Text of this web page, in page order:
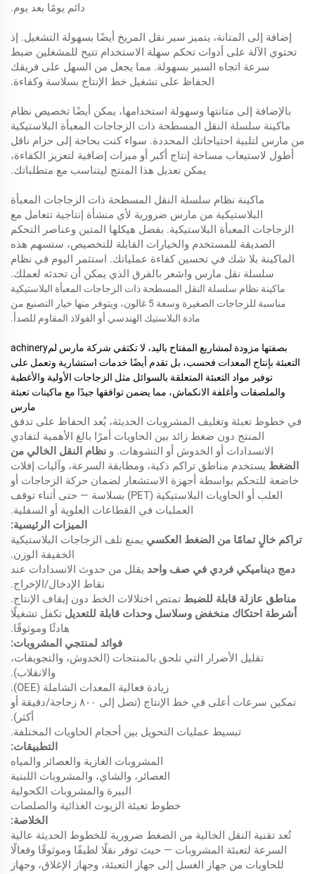
دائم يومًا بعد يوم.
إضافة إلى المتانة، يتميز سير نقل المريخ أيضًا بسهولة التشغيل. إذ
تحتوي الآلة على أدوات تحكم سهلة الاستخدام تتيح للمشغلين ضبط
سرعة اتجاه السير بسهولة. مما يجعل من السهل على فريقك
الحفاظ على تشغيل خط الإنتاج بسلاسة وكفاءة.
بالإضافة إلى متانتها وسهولة استخدامها، يمكن أيضًا تخصيص نظام
ماكينة سلسلة النقل المسطحة ذات الزجاجات المعبأة البلاستيكية
من مارس لتلبية احتياجاتك المحددة. سواء كنت بحاجة إلى حزام ناقل
أطول لاستيعاب مساحة إنتاج أكبر أو ميزات إضافية لتعزيز الكفاءة،
يمكن تعديل هذا المنتج ليتناسب مع متطلباتك.
ماكينة نظام سلسلة النقل المسطحة ذات الزجاجات المعبأة
البلاستيكية من مارس ضرورية لأي منشأة إنتاجية تتعامل مع
الزجاجات المعبأة البلاستيكية. بفضل هيكلها المتين وعناصر التحكم
الصديقة للمستخدم والخيارات القابلة للتخصيص، ستسهم هذه
الماكينة بلا شك في تحسين كفاءة عملياتك. استثمر اليوم في نظام
سلسلة نقل مارس واشعر بالفرق الذي يمكن أن تحدثه لعملك.
ماكينة نظام سلسلة النقل المسطحة ذات الزجاجات المعبأة البلاستيكية
مناسبة للزجاجات الصغيرة وسعة 5 غالون، ويتوفر منها خيار التصنيع من
مادة البلاستيك الهندسي أو الفولاذ المقاوم للصدأ.
بصفتها مزودة لمشاريع المفتاح باليد، لا تكتفي شركة مارس لمachinery
التعبئة بإنتاج المعدات فحسب، بل تقدم أيضًا خدمات استشارية وتعمل على
توفير مواد التعبئة المتعلقة بالسوائل مثل الزجاجات الأولية والأغطية
والملصقات وأغلفة الانكماش، مما يضمن توافقها جيدًا مع ماكينات تعبئة
مارس
في خطوط تعبئة وتغليف المشروبات الحديثة، يُعد الحفاظ على تدفق
المنتج دون ضغط زائد بين الحاويات أمرًا بالغ الأهمية لتفادي
الانسدادات أو الخدوش أو التشوهات. و نظام النقل الخالي من
الضغط يستخدم مناطق تراكم ذكية، ومطابقة السرعة، وآليات إفلات
خاضعة للتحكم بواسطة أجهزة الاستشعار لضمان حركة الزجاجات أو
العلب أو الحاويات البلاستيكية (PET) بسلاسة — حتى أثناء توقف
العمليات في القطاعات العلوية أو السفلية.
الميزات الرئيسية:
تراكم خالٍ تمامًا من الضغط العكسي يمنع تلف الزجاجات البلاستيكية
الخفيفة الوزن.
دمج ديناميكي فردي في صف واحد يقلل من حدوث الانسدادات عند
نقاط الإدخال/الإخراج.
مناطق عازلة قابلة للضبط تمتص اختلالات الخط دون إيقاف الإنتاج.
أشرطة احتكاك منخفض وسلاسل وحدات قابلة للتعديل تكفل تشغيلًا
هادئًا وموثوقًا.
فوائد لمنتجي المشروبات:
تقليل الأضرار التي تلحق بالمنتجات (الخدوش، والتجويفات،
والانقلاب).
زيادة فعالية المعدات الشاملة (OEE).
تمكين سرعات أعلى في خط الإنتاج (تصل إلى ٨٠٠ زجاجة/دقيقة أو
أكثر).
تبسيط عمليات التحويل بين أحجام الحاويات المختلفة.
التطبيقات:
المشروبات الغازية والعصائر والمياه
العصائر، والشاي، والمشروبات اللبنية
البيرة والمشروبات الكحولية
خطوط تعبئة الزيوت الغذائية والصلصات
الخلاصة:
تُعد تقنية النقل الخالية من الضغط ضرورية للخطوط الحديثة عالية
السرعة لتعبئة المشروبات — حيث توفر نقلًا لطيفًا وموثوقًا وفعالًا
للحاويات من جهاز الغسل إلى جهاز التعبئة، وجهاز الإغلاق، وجهاز